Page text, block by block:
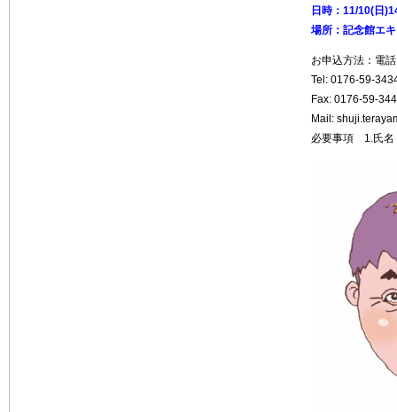
日時：11/10(日
場所：記念館エ
お申込方法：電
Tel: 0176-59-
Fax: 0176-59-
Mail:
必要事項 1.氏名